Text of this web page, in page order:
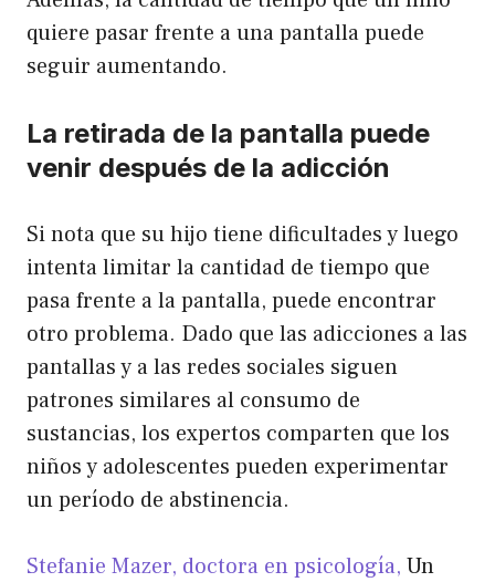
quiere pasar frente a una pantalla puede
seguir aumentando.
La retirada de la pantalla puede
venir después de la adicción
Si nota que su hijo tiene dificultades y luego
intenta limitar la cantidad de tiempo que
pasa frente a la pantalla, puede encontrar
otro problema. Dado que las adicciones a las
pantallas y a las redes sociales siguen
patrones similares al consumo de
sustancias, los expertos comparten que los
niños y adolescentes pueden experimentar
un período de abstinencia.
Stefanie Mazer, doctora en psicología, Un